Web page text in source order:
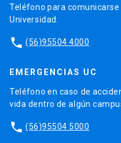
Teléfono para
Universidad.
phone (56)95504 4000
EMERGENCIAS UC
Teléfono en caso de
vida dentro de algún
phone (56)95504 5000